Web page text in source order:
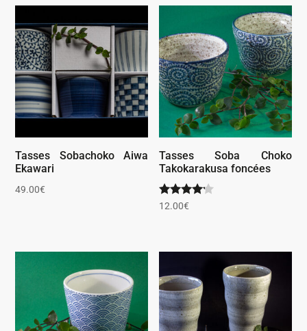
Tasses Sobachoko Aiwa
Ekawari
49.00€
Tasses Soba Choko
Takokarakusa foncées
Note
12.00€